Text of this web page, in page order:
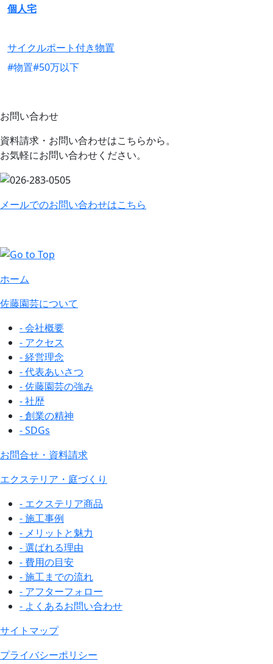
個人宅
サイクルポート付き物置
#物置#50万以下
お問い合わせ
資料請求・お問い合わせはこちらから。
お気軽にお問い合わせください。
メールでのお問い合わせはこちら
ホーム
佐藤園芸について
- 会社概要
- アクセス
- 経営理念
- 代表あいさつ
- 佐藤園芸の強み
- 社歴
- 創業の精神
- SDGs
お問合せ・資料請求
エクステリア・庭づくり
- エクステリア商品
- 施工事例
- メリットと魅力
- 選ばれる理由
- 費用の目安
- 施工までの流れ
- アフターフォロー
- よくあるお問い合わせ
サイトマップ
プライバシーポリシー